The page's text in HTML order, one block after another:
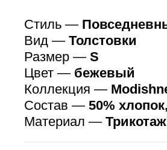
Стиль —
Вид — Толстовки
Размер — S
Цвет — бежевый
Коллекция —
Состав — 50%
Материал —